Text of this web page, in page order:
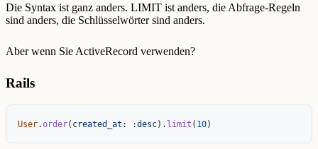
Die Syntax ist ganz anders. LIMIT ist anders, die Abfrage-Regeln
sind anders, die Schlüsselwörter sind anders.
Aber wenn Sie ActiveRecord verwenden?
Rails
User.order( created_at: :desc). limit ( 10)